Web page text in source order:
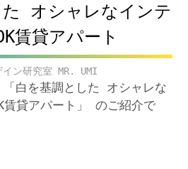
た オシャレなインテ
賃貸アパート
イン研究室 MR. UMI
白を基調とした オシャレな
賃貸アパート」 のご紹介で